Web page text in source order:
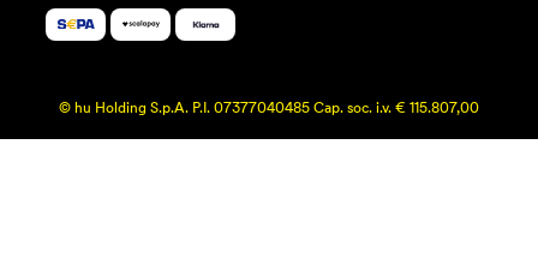
© hu Holding S.p.A. P.I. 07377040485 Cap. soc. i.v. € 115.807,00